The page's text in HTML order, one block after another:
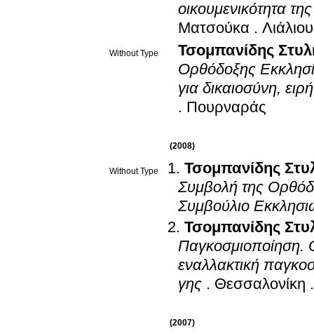
οικουμενικότητα
Ματσούκα .
Without Type
Τσομπανίδης
Ορθόδοξης
για δικαιοσύνη,
. Πουρναράς
(2008)
Without Type
Τσομπανίδης
Συμβολή της
Συμβούλιο
Τσομπανίδης
Παγκοσμιοποίηση.
εναλλακτική
γης . Θεσσαλονίκη
(2007)